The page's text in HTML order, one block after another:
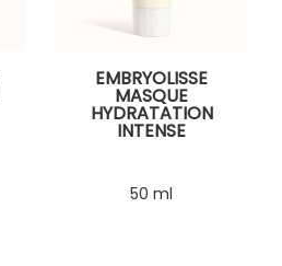
EMBRYOLISSE
MASQUE
HYDRATATION
INTENSE
50 ml